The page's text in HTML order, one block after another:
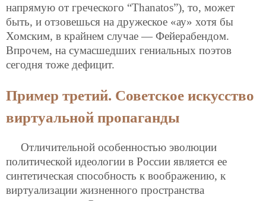
напрямую от греческого “Thanatos”), то, может
быть, и отзовешься на дружеское «ау» хотя бы
Хомским, в крайнем случае — Фейерабендом.
Впрочем, на сумасшедших гениальных поэтов
сегодня тоже дефицит.
Пример третий. Советское искусство
виртуальной пропаганды
Отличительной особенностью эволюции
политической идеологии в России является ее
синтетическая способность к воображению, к
виртуализации жизненного пространства